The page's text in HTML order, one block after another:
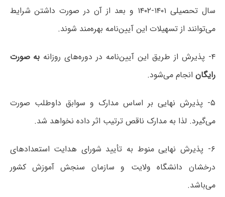
سال تحصیلی ۱۴۰۱-۱۴۰۲ و بعد از آن در صورت داشتن شرایط
می‌توانند از تسهیلات این آیین‌نامه بهره‌مند شوند.
۴- پذیرش از طریق این آیین‌نامه در دوره‌های روزانه
به صورت
رایگان انجام می‌شود.
۵- پذیرش نهایی بر اساس مدارک و سوابق داوطلب صورت
می‌گیرد. لذا به مدارک ناقص ترتیب اثر داده نخواهد شد.
۶- پذیرش نهایی منوط به تأیید شورای هدایت استعدادهای
درخشان دانشگاه ولایت و سازمان سنجش آموزش کشور
می‌باشد.